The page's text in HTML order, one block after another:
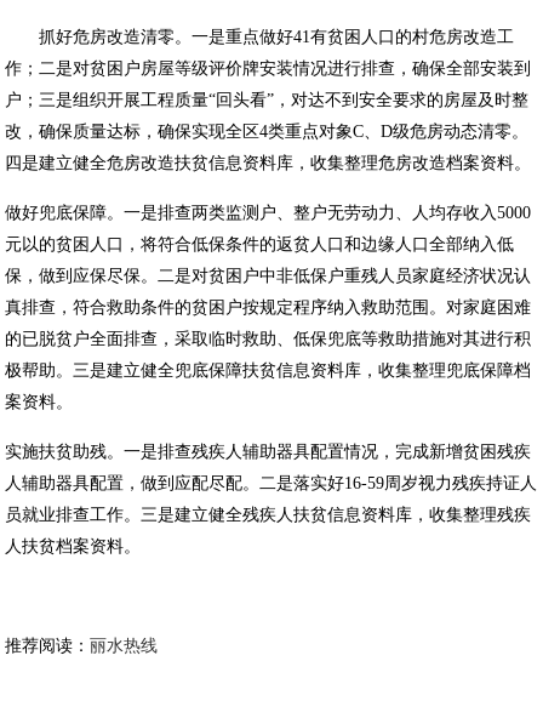
抓好危房改造清零。一是重点做好41有贫困人口的村危房改造工
作；二是对贫困户房屋等级评价牌安装情况进行排查，确保全部安装到
户；三是组织开展工程质量“回头看”，对达不到安全要求的房屋及时整
改，确保质量达标，确保实现全区4类重点对象C、D级危房动态清零。
四是建立健全危房改造扶贫信息资料库，收集整理危房改造档案资料。
做好兜底保障。一是排查两类监测户、整户无劳动力、人均存收入5000
元以的贫困人口，将符合低保条件的返贫人口和边缘人口全部纳入低
保，做到应保尽保。二是对贫困户中非低保户重残人员家庭经济状况认
真排查，符合救助条件的贫困户按规定程序纳入救助范围。对家庭困难
的已脱贫户全面排查，采取临时救助、低保兜底等救助措施对其进行积
极帮助。三是建立健全兜底保障扶贫信息资料库，收集整理兜底保障档
案资料。
实施扶贫助残。一是排查残疾人辅助器具配置情况，完成新增贫困残疾
人辅助器具配置，做到应配尽配。二是落实好16-59周岁视力残疾持证人
员就业排查工作。三是建立健全残疾人扶贫信息资料库，收集整理残疾
人扶贫档案资料。
推荐阅读： 丽水热线